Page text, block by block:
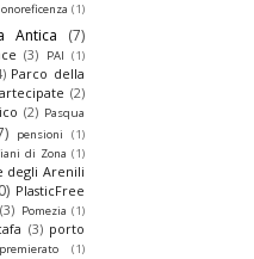
onoreficenza (1)
Antica (7)
(3) PAI (1)
Parco della
(2)
(2) Pasqua
pensioni (1)
di Zona (1)
degli Arenili
PlasticFree
(3) Pomezia (1)
(3) porto
premierato
(1)